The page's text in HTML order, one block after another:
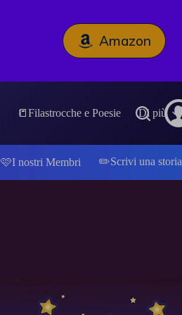
Amazon
📒Filastrocche e Poesie Di più
🩷I nostri Membri ✏️Scrivi una storia